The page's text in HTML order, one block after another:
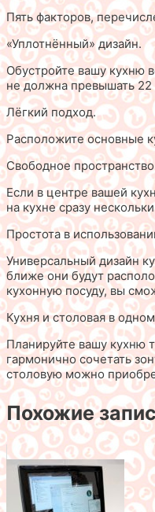
Пять факторов,
«Уплотнённый» дизайн.
Обустройте вашу кухню
не должна превышать 22
Лёгкий подход.
Расположите основные
Свободное
Если в центре вашей
на кухне сразу
Простота в
Универсальный дизайн
ближе они будут
кухонную посуду, вы
Кухня и столовая в
Планируйте вашу кухню
гармонично сочетать
столовую можно
Похожие